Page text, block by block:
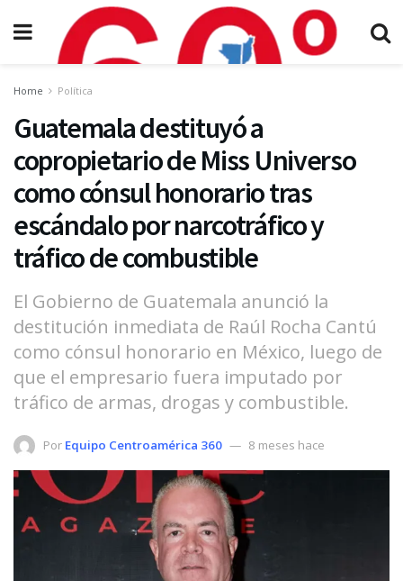
Home Política
Guatemala destituyó a
copropietario de Miss Universo
como cónsul honorario tras
escándalo por narcotráfico y
tráfico de combustible
El Gobierno de Guatemala anunció la
destitución inmediata de Raúl Rocha Cantú
como cónsul honorario en México, luego de
que el empresario fuera imputado por
tráfico de armas, drogas y combustible.
Por Equipo Centroamérica 360 8 meses hace